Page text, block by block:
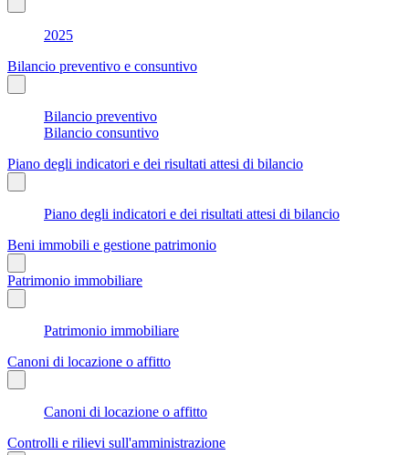
2025
Bilancio preventivo e consuntivo
Bilancio preventivo
Bilancio consuntivo
Piano degli indicatori e dei risultati attesi di bilancio
Piano degli indicatori e dei risultati attesi di bilancio
Beni immobili e gestione patrimonio
Patrimonio immobiliare
Patrimonio immobiliare
Canoni di locazione o affitto
Canoni di locazione o affitto
Controlli e rilievi sull'amministrazione